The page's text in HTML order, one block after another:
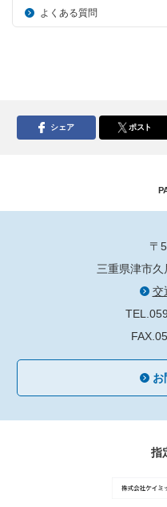
よくある質問
シェア ポスト
〒
三重県津市
交
お
指